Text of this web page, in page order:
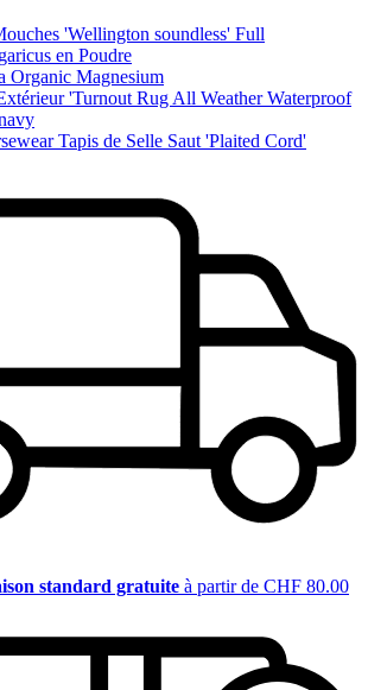
'Wellington soundless' Full
en Poudre
Organic Magnesium
'Turnout Rug All Weather Waterproof
Tapis de Selle Saut 'Plaited Cord'
standard gratuite à partir de CHF 80.00